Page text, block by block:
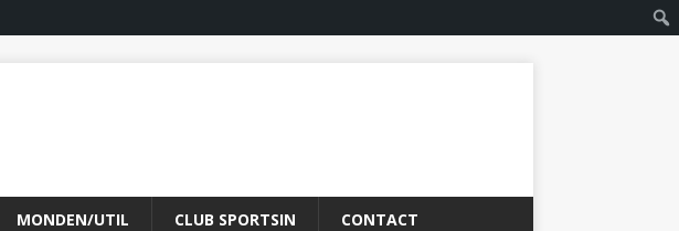
MONDEN/UTIL CLUB SPORTSIN CONTACT